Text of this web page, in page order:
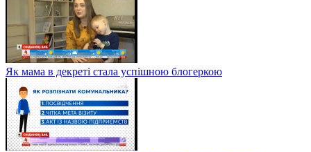
Як мама в декреті стала успішною блогеркою